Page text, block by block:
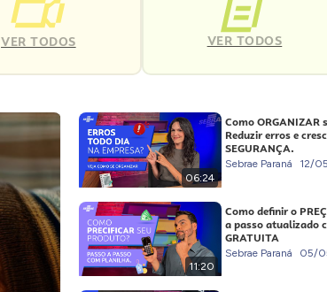
VER TODOS VER TODOS
06:24
Como ORGANIZAR
Reduzir erros e
SEGURANÇA.
Sebrae Paraná 12/
11:20
Como definir o
a passo atualizado
GRATUITA
Sebrae Paraná 05/